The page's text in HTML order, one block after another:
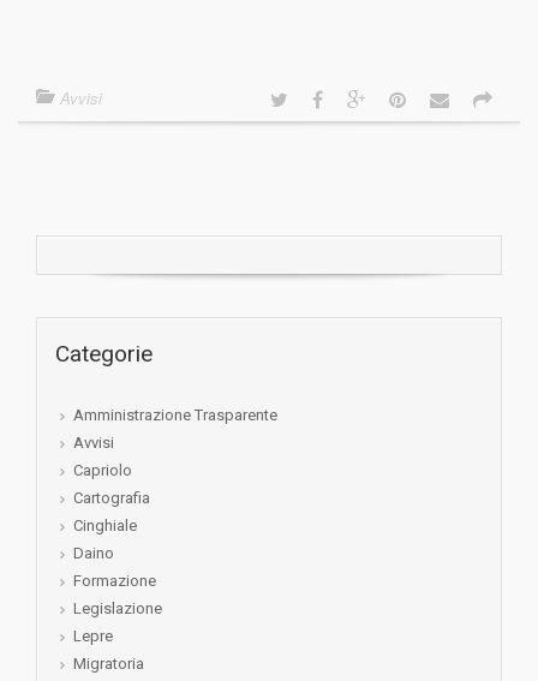
Avvisi
Categorie
Amministrazione Trasparente
Avvisi
Capriolo
Cartografia
Cinghiale
Daino
Formazione
Legislazione
Lepre
Migratoria